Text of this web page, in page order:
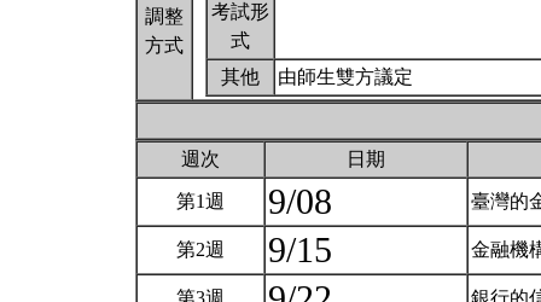
調整
方式
考試形
式
其他
由師生雙方議定
週次 日期
第1週 9/08 臺灣的
第2週 9/15 金融機
第3週 銀行的